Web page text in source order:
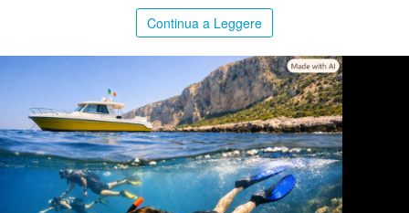
Continua a Leggere